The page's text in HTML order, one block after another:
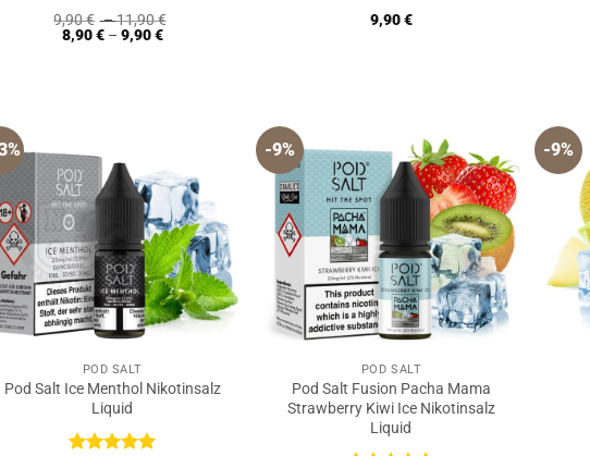
Bewertet
mit5von
5
9,90€ –11,90€
8,90€– 9,90€
Bewertet
mit5von
9,90€
POD SALT
Pod Salt Ice Menthol Nikotinsalz
Liquid
-9%
POD SALT
Pod Salt Fusion Pacha Mama
Strawberry Kiwi Ice Nikotinsalz
Liquid
-9%